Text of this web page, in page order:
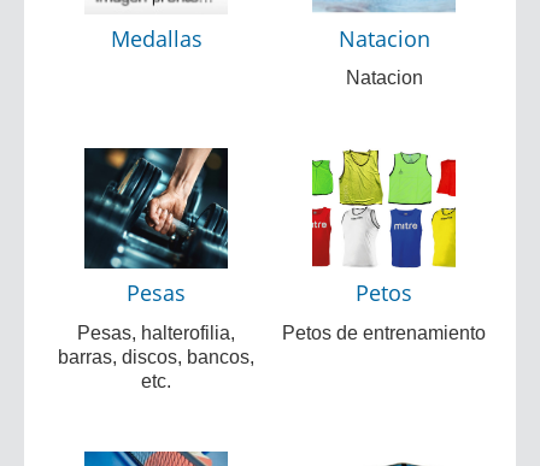
Medallas Natacion
Natacion
Pesas
Pesas, halterofilia,
barras, discos, bancos,
etc.
Petos
Petos de entrenamiento